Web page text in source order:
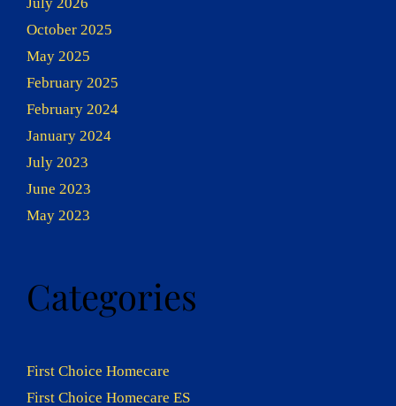
October 2025
May 2025
February 2025
February 2024
January 2024
July 2023
June 2023
May 2023
Categories
First Choice Homecare
First Choice Homecare ES